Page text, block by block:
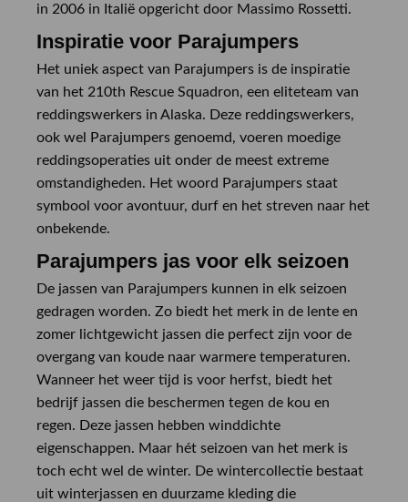
in 2006 in Italië opgericht door Massimo Rossetti.
Inspiratie voor Parajumpers
Het uniek aspect van Parajumpers is de inspiratie
van het 210th Rescue Squadron, een eliteteam van
reddingswerkers in Alaska. Deze reddingswerkers,
ook wel Parajumpers genoemd, voeren moedige
reddingsoperaties uit onder de meest extreme
omstandigheden. Het woord Parajumpers staat
symbool voor avontuur, durf en het streven naar het
onbekende.
Parajumpers jas voor elk seizoen
De jassen van Parajumpers kunnen in elk seizoen
gedragen worden. Zo biedt het merk in de lente en
zomer lichtgewicht jassen die perfect zijn voor de
overgang van koude naar warmere temperaturen.
Wanneer het weer tijd is voor herfst, biedt het
bedrijf jassen die beschermen tegen de kou en
regen. Deze jassen hebben winddichte
eigenschappen. Maar hét seizoen van het merk is
toch echt wel de winter. De wintercollectie bestaat
uit winterjassen en duurzame kleding die